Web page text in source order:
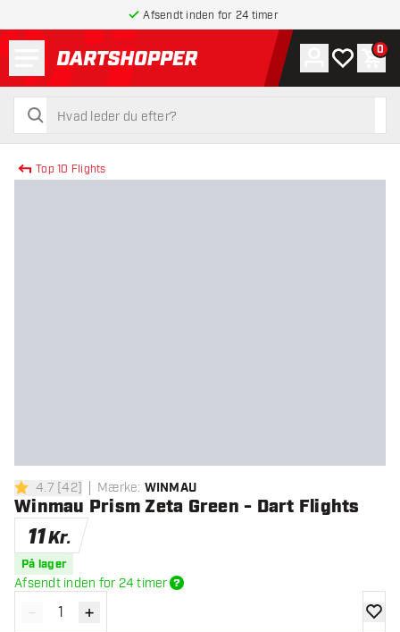
Afsendt inden for 24 timer
tilbage til forsiden
søg
søg
Konto
Min 0
Top 10 Flights
4.7 bedømmelsesstjerner
4.7 [42] Mærke: WINMAU
Winmau Prism Zeta Green - Dart Flights
11Kr.
På lager
Afsendt inden for 24 timer
Reducér antal
- Øg antal
+